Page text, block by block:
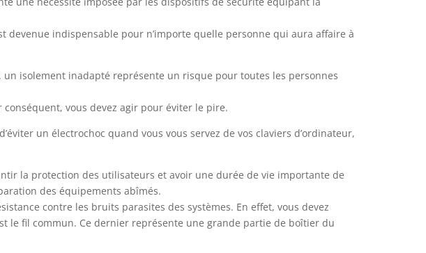
indispensable pour n’importe quelle personne qui aura affaire à
isolement inadapté représente un risque pour toutes les personnes
vous devez agir pour éviter le pire.
un électrochoc quand vous vous servez de vos claviers d’ordinateur,
la protection des utilisateurs et avoir une durée de vie importante de
des équipements abîmés.
contre les bruits parasites des systèmes. En effet, vous devez
le fil commun. Ce dernier représente une grande partie de boîtier du